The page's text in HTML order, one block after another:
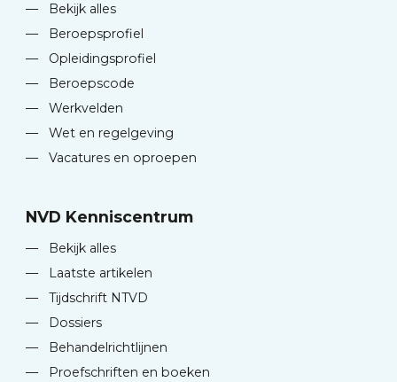
—
Bekijk alles
—
Beroepsprofiel
—
Opleidingsprofiel
—
Beroepscode
—
Werkvelden
—
Wet en regelgeving
—
Vacatures en oproepen
NVD Kenniscentrum
—
Bekijk alles
—
Laatste artikelen
—
Tijdschrift NTVD
—
Dossiers
—
Behandelrichtlijnen
—
Proefschriften en boeken